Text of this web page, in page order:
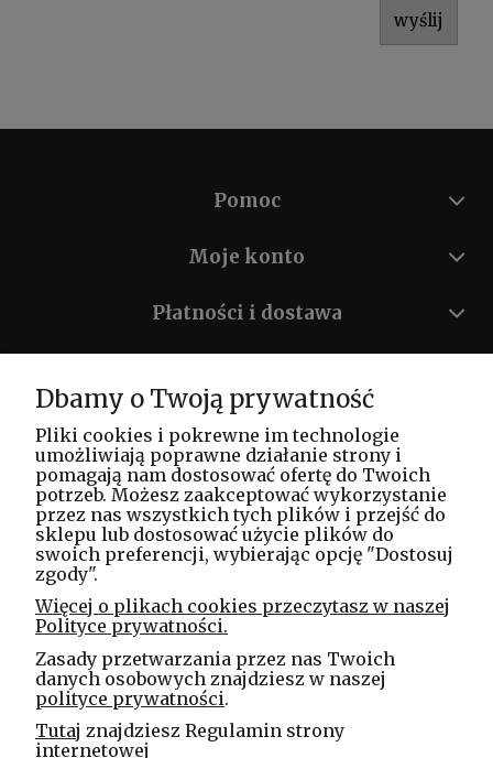
wyślij
Pomoc
Moje konto
Płatności i dostawa
O nas
Masz pytania? Zadzwoń!
tel. kom. 730 994 188
Spółka Jawna
ul. Technologiczna 44
35-213 Rzeszów
e-mail
sklep@elinea.com.pl
Dbamy o Twoją prywatność
Pliki cookies i pokrewne im technologie
umożliwiają poprawne działanie strony i
pomagają nam dostosować ofertę do Twoich
potrzeb. Możesz zaakceptować wykorzystanie
przez nas wszystkich tych plików i przejść do
sklepu lub dostosować użycie plików do
swoich preferencji, wybierając opcję "Dostosuj
zgody".
Więcej o plikach cookies przeczytasz w naszej
Polityce prywatności.
Zasady przetwarzania przez nas Twoich
danych osobowych znajdziesz w naszej
polityce prywatności.
Tutaj znajdziesz Regulamin strony
internetowej